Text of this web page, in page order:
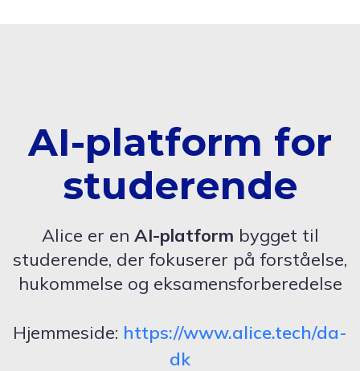
AI-platform for
studerende
Alice er en AI-platform bygget til
studerende, der fokuserer på forståelse,
hukommelse og eksamensforberedelse
Hjemmeside: https://www.alice.tech/da-
dk